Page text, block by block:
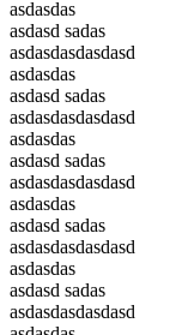
asdasdas
asdasd sadas
asdasdasdasdasd
asdasdas
asdasd sadas
asdasdasdasdasd
asdasdas
asdasd sadas
asdasdasdasdasd
asdasdas
asdasd sadas
asdasdasdasdasd
asdasdas
asdasd sadas
asdasdasdasdasd